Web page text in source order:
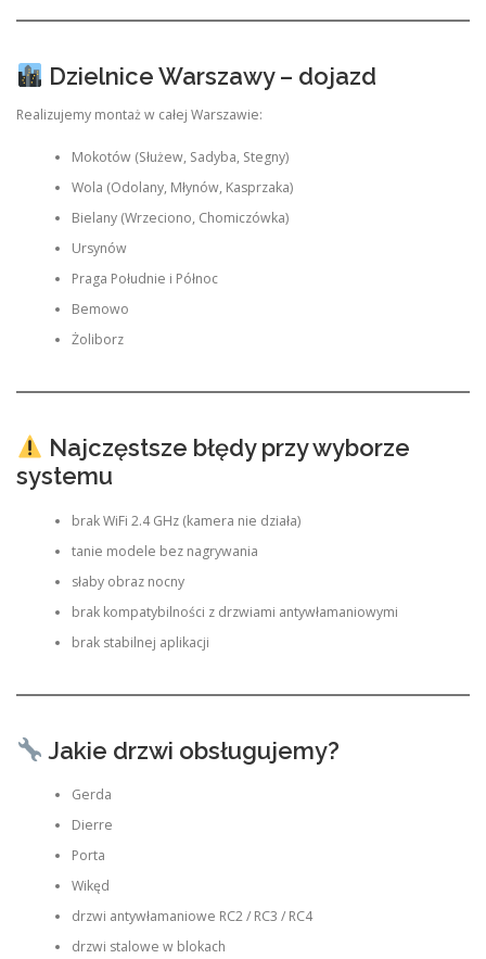
Dzielnice Warszawy – dojazd
Realizujemy montaż w całej Warszawie:
Mokotów (Służew, Sadyba, Stegny)
Wola (Odolany, Młynów, Kasprzaka)
Bielany (Wrzeciono, Chomiczówka)
Ursynów
Praga Południe i Północ
Bemowo
Żoliborz
Najczęstsze błędy przy wyborze
systemu
brak WiFi 2.4 GHz (kamera nie działa)
tanie modele bez nagrywania
słaby obraz nocny
brak kompatybilności z drzwiami antywłamaniowymi
brak stabilnej aplikacji
Jakie drzwi obsługujemy?
Gerda
Dierre
Porta
Wikęd
drzwi antywłamaniowe RC2 / RC3 / RC4
drzwi stalowe w blokach